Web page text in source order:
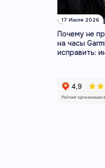
17 Июля 2026
Почему не
на часы
исправить: